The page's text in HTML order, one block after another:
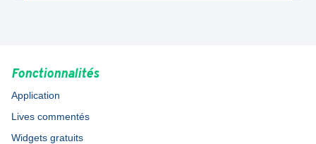
Fonctionnalités
Application
Lives commentés
Widgets gratuits